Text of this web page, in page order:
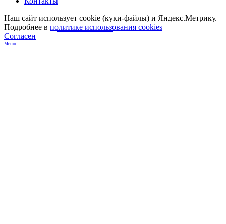
Меню
Наш сайт использует cookie (куки-файлы) и Яндекс.Метрику.
Подробнее в политике использования cookies
Согласен